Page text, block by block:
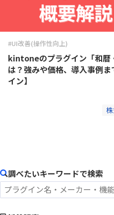
#UI改善(操作性向上)
kintoneのプラグイン「和暦
は？強みや価格、導入事例
イン】
調べたいキーワードで検索